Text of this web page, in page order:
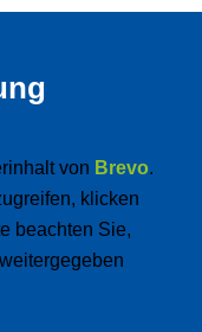
von Brevo.
klicken
beachten Sie,